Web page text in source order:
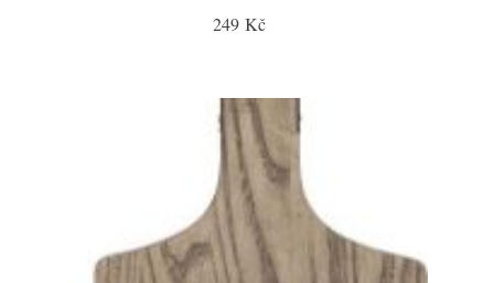
249 Kč